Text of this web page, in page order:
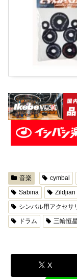
音楽 cymbal
Sabina
Zildjian
シンバル用アクセサ
ドラム
三輪恒星
X